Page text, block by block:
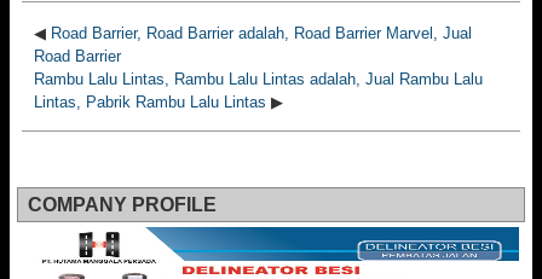
◀ Road Barrier, Road Barrier adalah, Road Barrier Marvel, Jual
Road Barrier
Rambu Lalu Lintas, Rambu Lalu Lintas adalah, Jual Rambu Lalu
Lintas, Pabrik Rambu Lalu Lintas ▶
COMPANY PROFILE